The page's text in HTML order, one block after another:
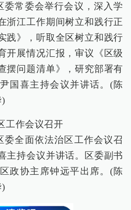
委常委会举行会议，深入学
浙江工作期间树立和践行正
践》，听取全区树立和践行
开展情况汇报，审议《区级
摆问题清单》，研究部署有
国喜主持会议并讲话。(陈
)
工作会议召开
委全面依法治区工作会议召
主持会议并讲话。区委副书
政协主席钟远平出席。(陈
)